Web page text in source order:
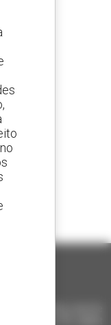
usados
ricevi le
dal tuo PC, tablet